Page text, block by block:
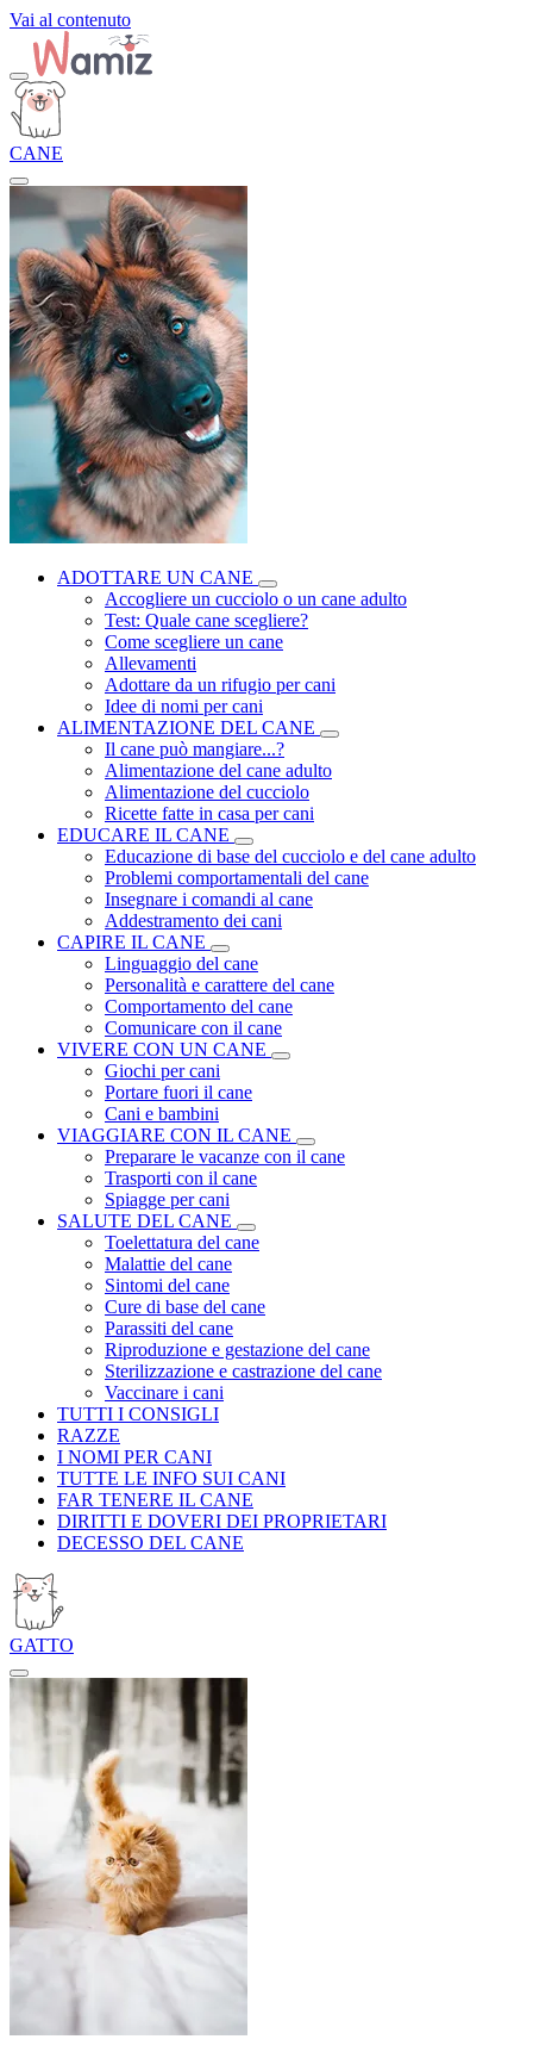
Vai al contenuto
CANE
ADOTTARE UN CANE
Accogliere un cucciolo o un cane adulto
Test: Quale cane scegliere?
Come scegliere un cane
Allevamenti
Adottare da un rifugio per cani
Idee di nomi per cani
ALIMENTAZIONE DEL CANE
Il cane può mangiare...?
Alimentazione del cane adulto
Alimentazione del cucciolo
Ricette fatte in casa per cani
EDUCARE IL CANE
Educazione di base del cucciolo e del cane adulto
Problemi comportamentali del cane
Insegnare i comandi al cane
Addestramento dei cani
CAPIRE IL CANE
Linguaggio del cane
Personalità e carattere del cane
Comportamento del cane
Comunicare con il cane
VIVERE CON UN CANE
Giochi per cani
Portare fuori il cane
Cani e bambini
VIAGGIARE CON IL CANE
Preparare le vacanze con il cane
Trasporti con il cane
Spiagge per cani
SALUTE DEL CANE
Toelettatura del cane
Malattie del cane
Sintomi del cane
Cure di base del cane
Parassiti del cane
Riproduzione e gestazione del cane
Sterilizzazione e castrazione del cane
Vaccinare i cani
TUTTI I CONSIGLI
RAZZE
I NOMI PER CANI
TUTTE LE INFO SUI CANI
FAR TENERE IL CANE
DIRITTI E DOVERI DEI PROPRIETARI
DECESSO DEL CANE
GATTO